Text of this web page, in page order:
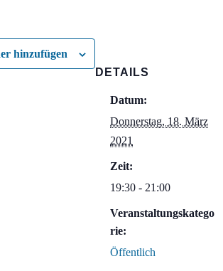
hinzufügen
DETAILS
Datum:
Donnerstag, 18. März
2021
Zeit:
19:30 - 21:00
Veranstaltungskatego
rie:
Öffentlich